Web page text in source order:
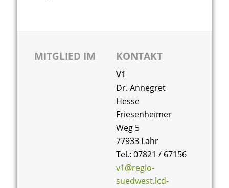
MITGLIED IM KONTAKT
V1
Dr. Annegret
Hesse
Friesenheimer
Weg 5
77933 Lahr
Tel.: 07821 / 67156
v1@regio-
suedwest.lcd-